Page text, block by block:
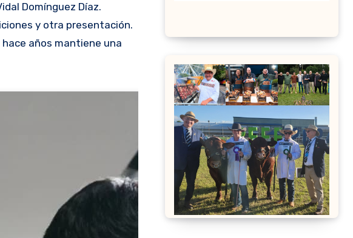
Domínguez Díaz.
y otra presentación.
años mantiene una